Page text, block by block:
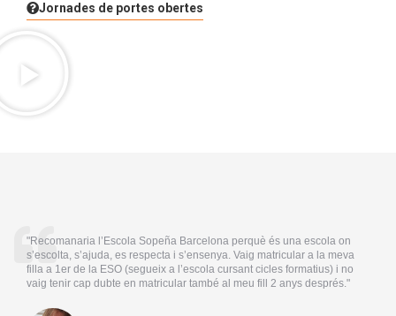
Jornades de portes obertes
"Recomanaria l’Escola Sopeña Barcelona perquè és una escola on
s’escolta, s’ajuda, es respecta i s’ensenya. Vaig matricular a la meva
filla a 1er de la ESO (segueix a l’escola cursant cicles formatius) i no
vaig tenir cap dubte en matricular també al meu fill 2 anys després."